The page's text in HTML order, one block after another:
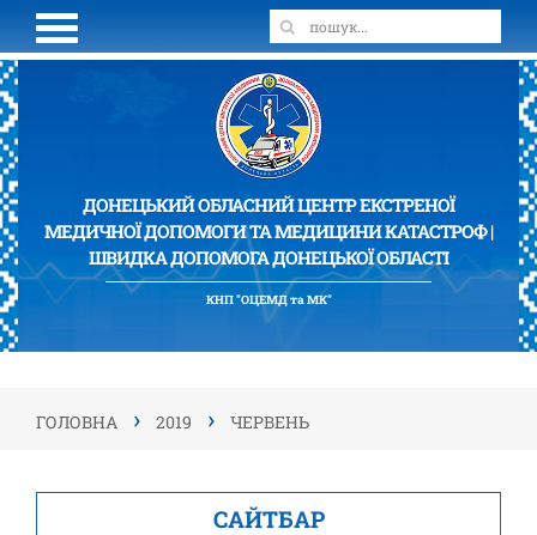
ДОНЕЦЬКИЙ ОБЛАСНИЙ ЦЕНТР ЕКСТРЕНОЇ
МЕДИЧНОЇ ДОПОМОГИ ТА МЕДИЦИНИ КАТАСТРОФ |
ШВИДКА ДОПОМОГА ДОНЕЦЬКОЇ ОБЛАСТІ
КНП "ОЦЕМД та МК"
ГОЛОВНА › 2019 › ЧЕРВЕНЬ
САЙТБАР